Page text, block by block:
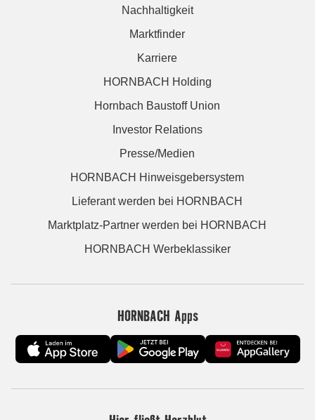
Nachhaltigkeit
Marktfinder
Karriere
HORNBACH Holding
Hornbach Baustoff Union
Investor Relations
Presse/Medien
HORNBACH Hinweisgebersystem
Lieferant werden bei HORNBACH
Marktplatz-Partner werden bei HORNBACH
HORNBACH Werbeklassiker
HORNBACH Apps